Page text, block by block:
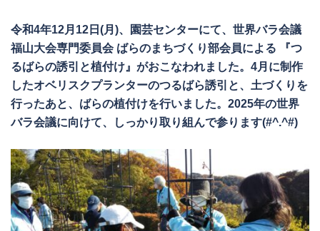
令和4年12月12日(月)、園芸センターにて、世界バラ会議
福山大会専門委員会 ばらのまちづくり部会員による 『つ
るばらの誘引と植付け』がおこなわれました。4月に制作
したオベリスクプランターのつるばら誘引と、土づくりを
行ったあと、ばらの植付けを行いました。2025年の世界
バラ会議に向けて、しっかり取り組んで参ります(#^.^#)